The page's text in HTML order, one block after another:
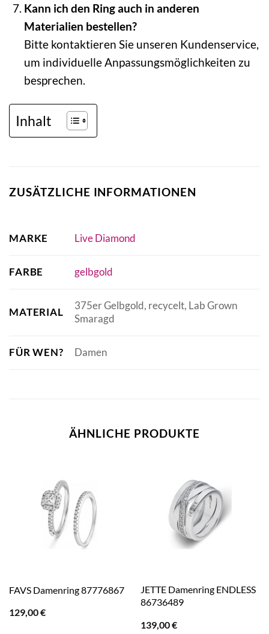
Kann ich den Ring auch in anderen
Materialien bestellen?
Bitte kontaktieren Sie unseren Kundenservice,
um individuelle Anpassungsmöglichkeiten zu
besprechen.
Inhalt
ZUSÄTZLICHE INFORMATIONEN
MARKE Live Diamond
FARBE gelbgold
MATERIAL
375er Gelbgold, recycelt, Lab Grown
Smaragd
FÜR WEN? Damen
ÄHNLICHE PRODUKTE
FAVS Damenring 87776867
129,00€
JETTE Damenring ENDLESS
86736489
139,00€